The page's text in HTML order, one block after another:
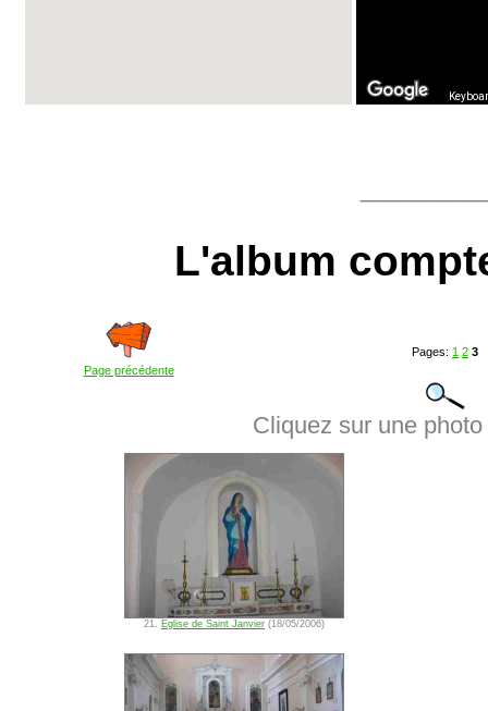
L'album
Page précédente
Pages: 1 2 3
Cliquez sur une
21. Eglise de Saint Janvier (18/05/2006)